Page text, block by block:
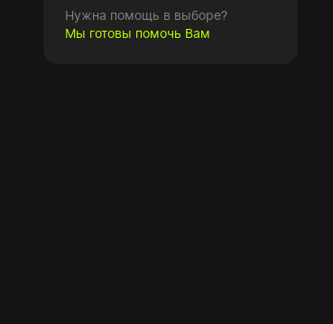
Нужна помощь в выборе?
Мы готовы помочь Вам